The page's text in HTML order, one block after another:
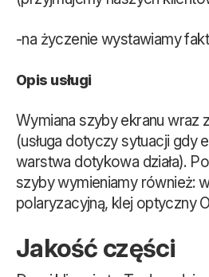
-na życzenie wystawiamy
Opis usługi
Wymiana szyby ekranu wraz
(usługa dotyczy sytuacji gdy
warstwa dotykowa działa).
szyby wymieniamy również:
polaryzacyjną, klej optyczny
Jakość części